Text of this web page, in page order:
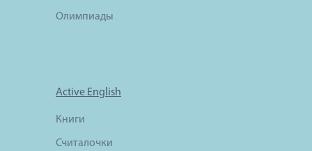
Олимпиады
Active English
Книги
Считалочки